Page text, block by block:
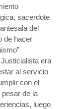
sacerdote
del
de hacer
era
al servicio
con el
de la
luego